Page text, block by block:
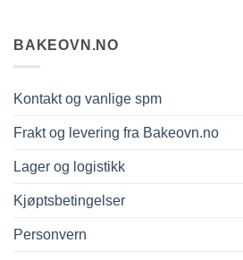
BAKEOVN.NO
Kontakt og vanlige spm
Frakt og levering fra Bakeovn.no
Lager og logistikk
Kjøptsbetingelser
Personvern